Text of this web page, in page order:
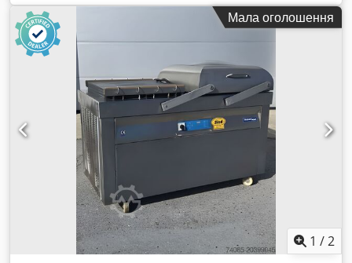
пального: дизель/електрика/газ/СУГ, потужність: 2 кВт,
розміри машини (Д/Ш/В): приблизно 3600 мм / 1900 мм /
1950 мм, напрацювання: 31 година. Продуктивність
обсмажування на годину: фундук – 160 кг, очищений арахіс
– 150 кг, арахіс у шкарлупі – 35 кг, фісташки у шкарлупі – 90
кг, насіння соняшнику – 70 кг, гарбузове насіння – 70 кг,
мигдаль – 120 кг, кеш’ю – 150 кг, нут – 120 кг. У комплекті із
соляним котлом об'ємом 35 кг і повністю автоматичною
стрічковою мийкою з високим тиском. Є документація.
Огляд на місці можливий. Dksdpfx Aaou Ei Uts Rsr
Мала оголошення
1 /2